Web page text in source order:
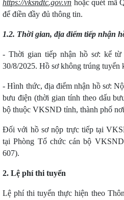
https://vksndtc.gov.vn hoặc quét mã
để điền đầy đủ thông tin.
1.2. Thời gian, địa điểm tiếp nhận
- Thời gian tiếp nhận hồ sơ: kể từ
30/8/2025. Hồ sơ không trúng tuyển
- Hình thức, địa điểm nhận hồ sơ:
bưu điện (thời gian tính theo dấu
bộ thuộc VKSND tỉnh, thành phố
Đối với hồ sơ nộp trực tiếp tại
tại Phòng Tổ chức cán bộ
607).
2. Lệ phí thi tuyển
Lệ phí thi tuyển thực hiện theo